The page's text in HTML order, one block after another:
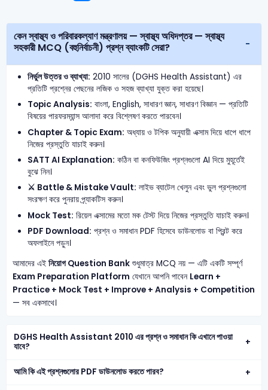
কেন স্বাস্থ্য ও পরিবারকল্যাণ মন্ত্রণালয় — স্বাস্থ্য অধিদপ্তর — স্বাস্থ্য
সহকারী MCQ (বহুনির্বাচনী) প্রশ্ন ব্যাংকটি সেরা?
নির্ভুল উত্তর ও ব্যাখ্যা: 2010 সালের (DGHS Health Assistant) এর
প্রতিটি প্রশ্নের পেছনের লজিক ও সহজ ব্যাখ্যা যুক্ত করা হয়েছে।
Topic Analysis: বাংলা, English, সাধারণ জ্ঞান, সাধারণ বিজ্ঞান — প্রতিটি
বিষয়ের পারফরম্যান্স আলাদা করে বিশ্লেষণ করতে পারবেন।
Chapter & Topic Exam: অধ্যায় ও টপিক অনুযায়ী এক্সাম দিয়ে ধাপে ধাপে
নিজের প্রস্তুতি যাচাই করুন।
SATT AI Explanation: কঠিন বা কনফিউজিং প্রশ্নগুলো AI দিয়ে মুহূর্তেই
বুঝে নিন।
⚔️ Battle & Mistake Vault: লাইভ ব্যাটেল খেলুন এবং ভুল প্রশ্নগুলো
সংরক্ষণ করে পুনরায় প্র্যাকটিস করুন।
Mock Test: রিয়েল এক্সামের মতো মক টেস্ট দিয়ে নিজের প্রস্তুতি যাচাই করুন।
PDF Download: প্রশ্ন ও সমাধান PDF হিসেবে ডাউনলোড বা প্রিন্ট করে
অফলাইনে পড়ুন।
আমাদের এই নিয়োগ Question Bankশুধুমাত্র MCQ নয় — এটি একটি সম্পূর্ণ
Exam Preparation Platform যেখানে আপনি পাবেন Learn +
Practice + Mock Test + Improve + Analysis + Competition
— সব একসাথে।
DGHS Health Assistant 2010 এর প্রশ্ন ও সমাধান কি এখানে পাওয়া
যাবে?
আমি কি এই প্রশ্নগুলোর PDF ডাউনলোড করতে পারব?